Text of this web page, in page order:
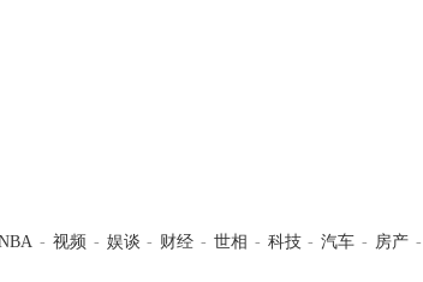
- 视频 - 娱谈 - 财经 - 世相 - 科技 - 汽车 - 房产 -